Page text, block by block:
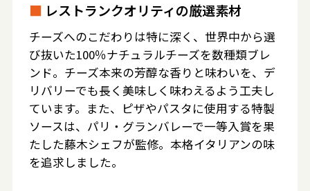
■ レストランクオリティの厳選素材
チーズへのこだわりは特に深く、世界中から選
び抜いた100％ナチュラルチーズを数種類ブレ
ンド。チーズ本来の芳醇な香りと味わいを、デ
リバリーでも長く美味しく味わえるよう工夫し
ています。また、ピザやパスタに使用する特製
ソースは、パリ・グランバレーで一等入賞を果
たした藤木シェフが監修。本格イタリアンの味
を追求しました。